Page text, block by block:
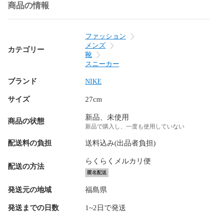
商品の情報
カテゴリー
ファッション
メンズ
靴
スニーカー
ブランド NIKE
サイズ 27cm
商品の状態 新品、未使用
新品で購入し、一度も使用していない
配送料の負担 送料込み(出品者負担)
配送の方法
らくらくメルカリ便
匿名配送
発送元の地域 福島県
発送までの日数 1~2日で発送